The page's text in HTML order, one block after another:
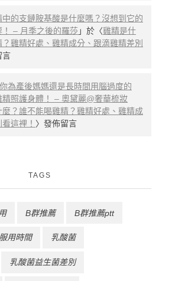
的支鏈胺基酸是什麼嗎？沒想到它的
– 月季之後的羅莎 」於〈雞精是什
雞精好處、雞精成分、跟滴雞精差別
言
為產後媽媽還是長時間用腦過度的
精照護身體！ – 奧黛麗@奢華梳妝
麼？誰不能喝雞精？雞精好處、雞精成
這裡！ 〉發佈留言
TAGS
B群推薦 B群推薦ptt
用時間 乳酸菌
乳酸菌益生菌差別